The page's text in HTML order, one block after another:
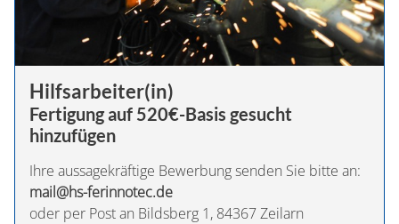
KARRIERE
KONTAKT
Hilfsarbeiter(in)
Fertigung auf 520€-Basis gesucht
hinzufügen
Ihre aussagekräftige Bewerbung senden Sie bitte an:
mail@hs-ferinnotec.de
oder per Post an Bildsberg 1, 84367 Zeilarn